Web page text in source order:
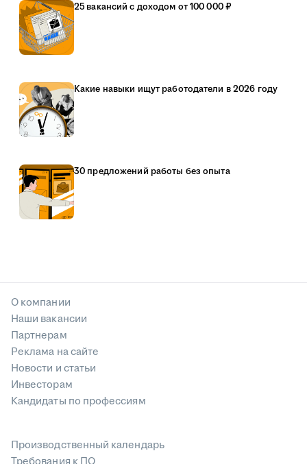
25 вакансий с доходом от 100 000 ₽
Какие навыки ищут работодатели в 2026 году
30 предложений работы без опыта
О компании
Наши вакансии
Партнерам
Реклама на сайте
Новости и статьи
Инвесторам
Кандидаты по профессиям
Производственный календарь